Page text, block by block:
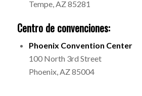
Tempe, AZ 85281
Centro de convenciones:
Phoenix Convention Center
100 North 3rd Street
Phoenix, AZ 85004